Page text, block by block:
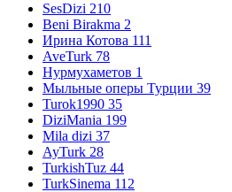
SesDizi 210
Beni Birakma 2
Ирина Котова 111
AveTurk 78
Нурмухаметов 1
Мыльные оперы Турции 39
Turok1990 35
DiziMania 199
Mila dizi 37
AyTurk 28
TurkishTuz 44
TurkSinema 112